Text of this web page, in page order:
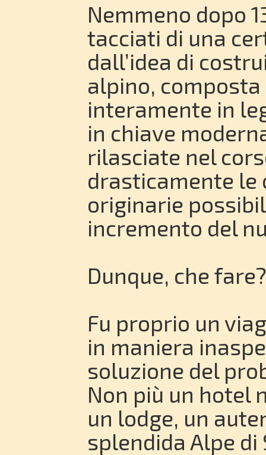
Nemmeno dopo
tacciati di una
dall’idea di
alpino, composta
interamente in
in chiave
rilasciate nel
drasticamente le
originarie
incremento del
Dunque, che fare?
Fu proprio un
in maniera
soluzione del
Non più un hotel
un lodge, un
splendida Alpe di